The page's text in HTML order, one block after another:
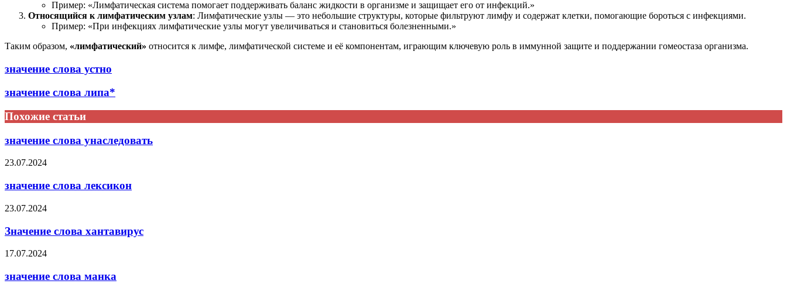
Пример: «Лимфатическая система помогает поддерживать баланс жидкости в организме и защищает его от инфекций.»
Относящийся к лимфатическим узлам: Лимфатические узлы — это небольшие структуры, которые фильтруют лимфу и содержат клетки, помогающие бороться с инфекциями.
Пример: «При инфекциях лимфатические узлы могут увеличиваться и становиться болезненными.»
Таким образом, «лимфатический» относится к лимфе, лимфатической системе и её компонентам, играющим ключевую роль в иммунной защите и поддержании гомеостаза организма.
значение слова устно
значение слова липа*
Похожие статьи
значение слова унаследовать
23.07.2024
значение слова лексикон
23.07.2024
Значение слова хантавирус
17.07.2024
значение слова манка